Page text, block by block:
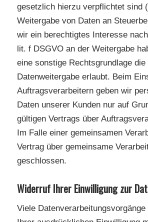
gesetzlich hierzu verpflichtet sind
Weitergabe von Daten an
wir ein berechtigtes Interesse
lit. f DSGVO an der Weitergabe
eine sonstige Rechtsgrundlage die
Datenweitergabe erlaubt. Beim
Auftragsverarbeitern geben wir
Daten unserer Kunden nur auf
gültigen Vertrags über
Im Falle einer gemeinsamen
Vertrag über gemeinsame
geschlossen.
Widerruf Ihrer Einwilligung zur
Viele